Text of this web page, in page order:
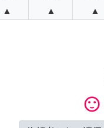
▲ ▲ ▲
sentiment_satisfied